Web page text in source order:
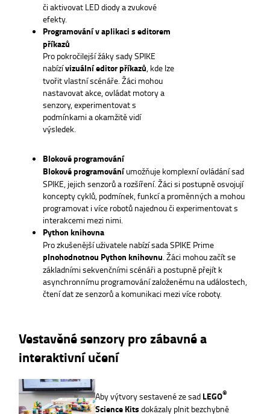
či aktivovat LED diody a zvukové
efekty.
Programování v aplikaci s editorem
příkazů
Pro pokročilejší žáky sady SPIKE
nabízívizuální editor příkazů, kde lze
tvořit vlastní scénáře. Žáci mohou
nastavovat akce, ovládat motory a
senzory, experimentovat s
podmínkami a okamžitě vidí
výsledek.
Blokové programování
Blokové programováníumožňuje komplexní ovládání sad
SPIKE, jejich senzorů a rozšíření. Žáci si postupně osvojují
koncepty cyklů, podmínek, funkcí a proměnných a mohou
programovat i více robotů najednou či experimentovat s
interakcemi mezi nimi.
Python knihovna
Pro zkušenější uživatele nabízí sada SPIKE Prime
plnohodnotnou Python knihovnu. Žáci mohou začít se
základními sekvenčními scénáři a postupně přejít k
asynchronnímu programování založenému na událostech,
čtení dat ze senzorů a komunikaci mezi více roboty.
Vestavěné senzory pro zábavné a
interaktivní učení
Aby výtvory sestavené ze sad LEGO®
Science Kitsdokázaly plnit bezchybně